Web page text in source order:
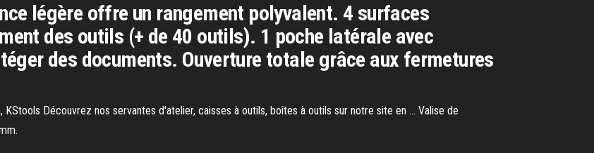
légère offre un rangement polyvalent. 4 surfaces
des outils (+ de 40 outils). 1 poche latérale avec
des documents. Ouverture totale grâce aux fermetures
Découvrez nos servantes d'atelier, caisses à outils, boîtes à outils sur notre site en ... Valise de